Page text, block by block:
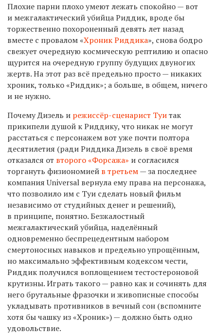
Плохие парни плохо умеют лежать спокойно — вот
и межгалактический убийца Риддик, вроде бы
торжественно похороненный девять лет назад
вместе с провалом «Хроник Риддика», снова бодро
свежует очередную космическую рептилию и опасно
щурится на очередную группу будущих двуногих
жертв. На этот раз всё предельно просто — никаких
хроник, только «Риддик»; а больше, в общем, ничего
и не нужно.
Почему Дизель и режиссёр-сценарист Туитак
прикипели душой к Риддику, что никак не могут
расстаться с персонажем вот уже почти полтора
десятилетия (ради Риддика Дизель в своё время
отказался от второго «Форсажа» и согласился
торгануть физиономией в третьем— за последнее
компания Universal вернула ему права на персонажа,
что позволило им с Туи сделать новый фильм
независимо от студийных денег и решений),
в принципе, понятно. Безжалостный
межгалактический убийца, наделённый
одновременно беспрецедентным набором
смертоносных навыков и предельно упрощённым,
но максимально эффективным кодексом чести,
Риддик получился воплощением тестостероновой
крутизны. Играть такого — равно как и сочинять для
него брутальные фразочки и живописные способы
укладывать противников в вечный сон (вспомните
хотя бы чашку из «Хроник») — должно быть одно
удовольствие.